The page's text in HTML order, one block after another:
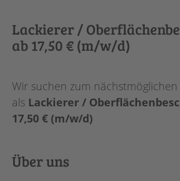
Lackierer /
ab 17,50 € (m/w/d)
Wir suchen zum nächstmöglichen
als Lackierer /
17,50 € (m/w/d)
Über uns